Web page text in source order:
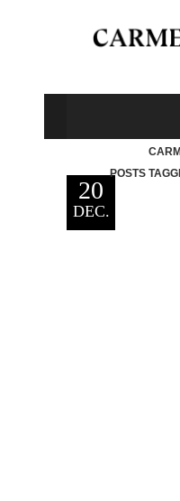
POSTS
20
DEC.